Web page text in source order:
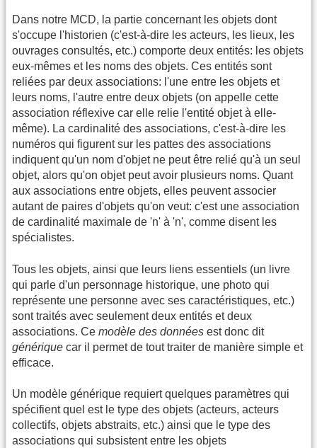
Dans notre MCD, la partie concernant les objets dont
s'occupe l'historien (c'est-à-dire les acteurs, les lieux, les
ouvrages consultés, etc.) comporte deux entités: les objets
eux-mêmes et les noms des objets. Ces entités sont
reliées par deux associations: l'une entre les objets et
leurs noms, l'autre entre deux objets (on appelle cette
association réflexive car elle relie l'entité objet à elle-
même). La cardinalité des associations, c'est-à-dire les
numéros qui figurent sur les pattes des associations
indiquent qu'un nom d'objet ne peut être relié qu'à un seul
objet, alors qu'on objet peut avoir plusieurs noms. Quant
aux associations entre objets, elles peuvent associer
autant de paires d'objets qu'on veut: c'est une association
de cardinalité maximale de 'n' à 'n', comme disent les
spécialistes.
Tous les objets, ainsi que leurs liens essentiels (un livre
qui parle d'un personnage historique, une photo qui
représente une personne avec ses caractéristiques, etc.)
sont traités avec seulement deux entités et deux
associations. Ce modèle des données est donc dit
générique car il permet de tout traiter de manière simple et
efficace.
Un modèle générique requiert quelques paramètres qui
spécifient quel est le type des objets (acteurs, acteurs
collectifs, objets abstraits, etc.) ainsi que le type des
associations qui subsistent entre les objets